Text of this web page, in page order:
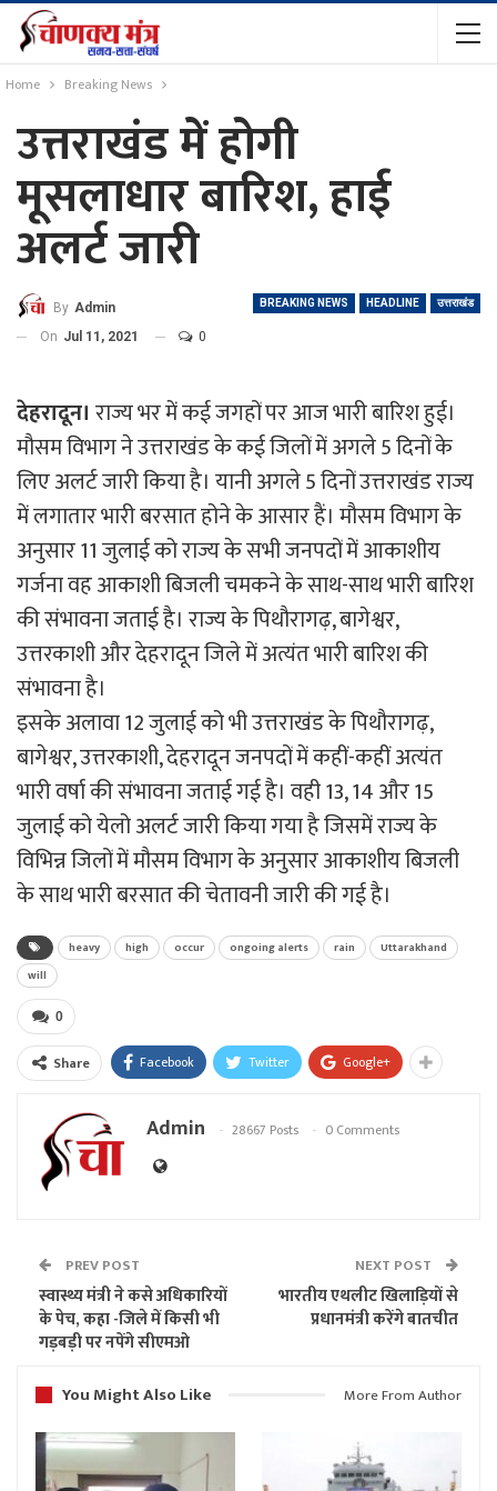
Home Breaking News
उत्तराखंड में होगी
मूसलाधार बारिश, हाई
अलर्ट जारी
BREAKING NEWS HEADLINE उत्तराखंड
By Admin
On Jul 11, 2021 0
देहरादून। राज्य भर में कई जगहों पर आज भारी बारिश हुई।
मौसम विभाग ने उत्तराखंड के कई जिलों में अगले 5 दिनों के
लिए अलर्ट जारी किया है। यानी अगले 5 दिनों उत्तराखंड राज्य
में लगातार भारी बरसात होने के आसार हैं। मौसम विभाग के
अनुसार 11 जुलाई को राज्य के सभी जनपदों में आकाशीय
गर्जना वह आकाशी बिजली चमकने के साथ-साथ भारी बारिश
की संभावना जताई है। राज्य के पिथौरागढ़, बागेश्वर,
उत्तरकाशी और देहरादून जिले में अत्यंत भारी बारिश की
संभावना है।
इसके अलावा 12 जुलाई को भी उत्तराखंड के पिथौरागढ़,
बागेश्वर, उत्तरकाशी, देहरादून जनपदों में कहीं-कहीं अत्यंत
भारी वर्षा की संभावना जताई गई है। वही 13, 14 और 15
जुलाई को येलो अलर्ट जारी किया गया है जिसमें राज्य के
विभिन्न जिलों में मौसम विभाग के अनुसार आकाशीय बिजली
के साथ भारी बरसात की चेतावनी जारी की गई है।
heavy high occur ongoing alerts rain
Uttarakhand
will
0
Share Facebook Twitter Google+
Admin 28667 Posts 0 Comments
PREV POST
स्वास्थ्य मंत्री ने कसे अधिकारियों
के पेच, कहा -जिले में किसी भी
गड़बड़ी पर नपेंगे सीएमओ
NEXT POST
भारतीय एथलीट खिलाड़ियों से
प्रधानमंत्री करेंगे बातचीत
You Might Also Like More From Author